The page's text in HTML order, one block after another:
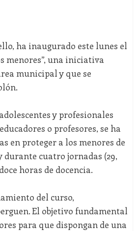
ha inaugurado este lunes el
menores”, una iniciativa
municipal y que se
y profesionales
o profesores, se ha
en proteger a los menores de
durante cuatro jornadas (29,
horas de docencia.
del curso,
El objetivo fundamental
para que dispongan de una